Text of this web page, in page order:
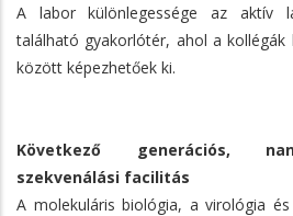
A labor különlegessége az aktív
található gyakorlótér, ahol a kollégák
között képezhetőek ki.
Következő generációs,
szekvenálási facilitás
A molekuláris biológia, a virológia